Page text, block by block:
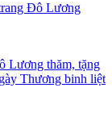
Đô Lương
Lương thăm, tặng
Thương binh liệt